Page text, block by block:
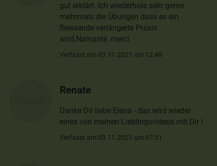
gut erklärt. Ich wiederhole sehr gerne
mehrmals die Übungen dass es ein
fliessende verlängerte Praxis
wird.Namasté, merci
Verfasst am 03.11.2021 um 12:49
Renate
Danke Dir liebe Elena - das wird wieder
eines von meinen Lieblingsvideos mit Dir !
Verfasst am 03.11.2021 um 07:31